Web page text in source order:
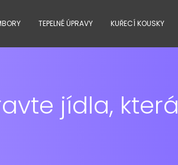
TEPELNÉ ÚPRAVY KUŘECÍ KOUSKY
jídla, která